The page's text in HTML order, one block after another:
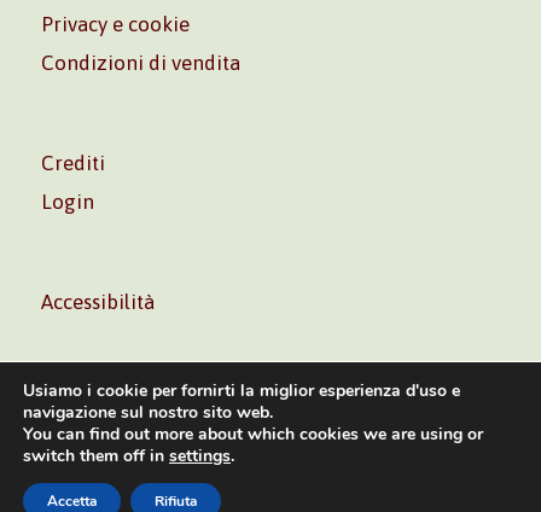
Privacy e cookie
Condizioni di vendita
Crediti
Login
Accessibilità
Volontè & Co. Srl – P.I. 06181480960 –info@volonte-
Usiamo i cookie per fornirti la miglior esperienza d'uso e
navigazione sul nostro sito web.
You can find out more about which cookies we are using or
switch them off in settings.
Accetta Rifiuta